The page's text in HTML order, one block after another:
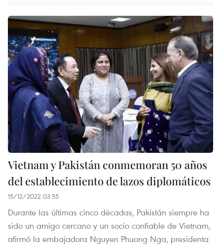
Vietnam y Pakistán conmemoran 50 años
del establecimiento de lazos diplomáticos
15/12/2022 03:55
Durante las últimas cinco décadas, Pakistán siempre ha
sido un amigo cercano y un socio confiable de Vietnam,
afirmó la embajadora Nguyen Phuong Nga, presidenta